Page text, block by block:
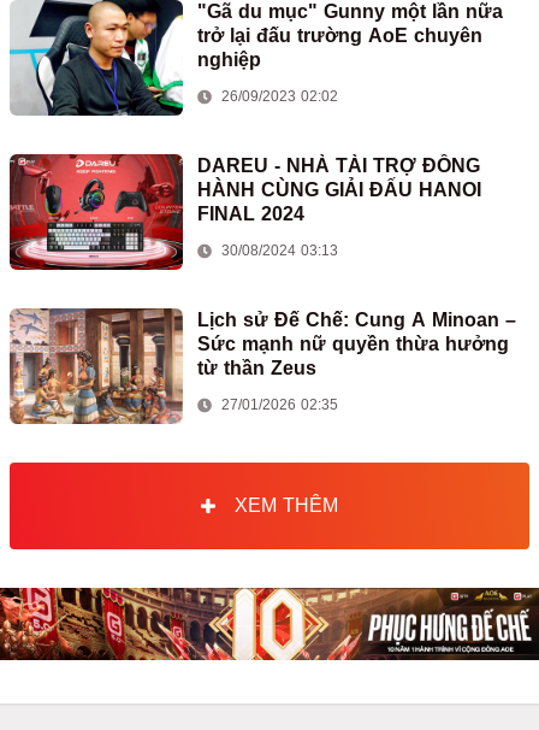
"Gã du mục" Gunny một lần nữa
trở lại đấu trường AoE chuyên
nghiệp
26/09/2023 02:02
DAREU - NHÀ TÀI TRỢ ĐỒNG
HÀNH CÙNG GIẢI ĐẤU HANOI
FINAL 2024
30/08/2024 03:13
Lịch sử Đế Chế: Cung A Minoan –
Sức mạnh nữ quyền thừa hưởng
từ thần Zeus
27/01/2026 02:35
XEM THÊM